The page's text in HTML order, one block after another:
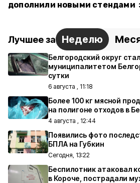
дополнили новыми стендами
Лучшее за Неделю
Белгородский округ
муниципалитетом
сутки
6 августа , 11:18
Более 100 кг мясной
на полигоне отходов в
4 августа , 12:44
Появились фото
БПЛА на Губкин
Сегодня, 13:22
Беспилотник атаковал
в Короче, пострадали